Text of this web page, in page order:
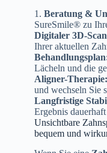
1. Beratung &
SureSmile® zu
Digitaler 3D-
Ihrer aktuellen
Lächeln und die
Aligner-Therapie:
und wechseln Sie
Langfristige
Ergebnis
Unsichtbare
bequem und